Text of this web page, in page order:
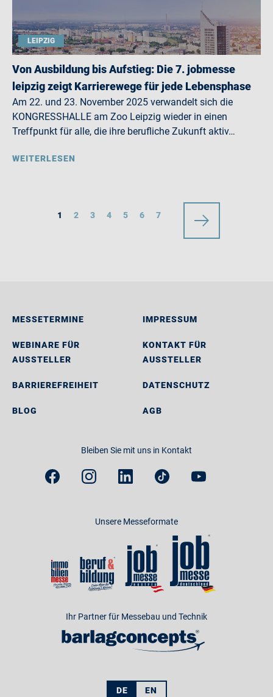
LEIPZIG
Von Ausbildung bis Aufstieg: Die 7. jobmesse
leipzig zeigt Karrierewege für jede Lebensphase
Am 22. und 23. November 2025 verwandelt sich die
KONGRESSHALLE am Zoo Leipzig wieder in einen
Treffpunkt für alle, die ihre berufliche Zukunft aktiv…
WEITERLESEN
1 2 3 4 5 6 7
MESSETERMINE
WEBINARE FÜR
AUSSTELLER
BARRIEREFREIHEIT
BLOG
IMPRESSUM
KONTAKT FÜR
AUSSTELLER
DATENSCHUTZ
AGB
Bleiben Sie mit uns in Kontakt
Unsere Messeformate
Ihr Partner für Messebau und Technik
DE EN